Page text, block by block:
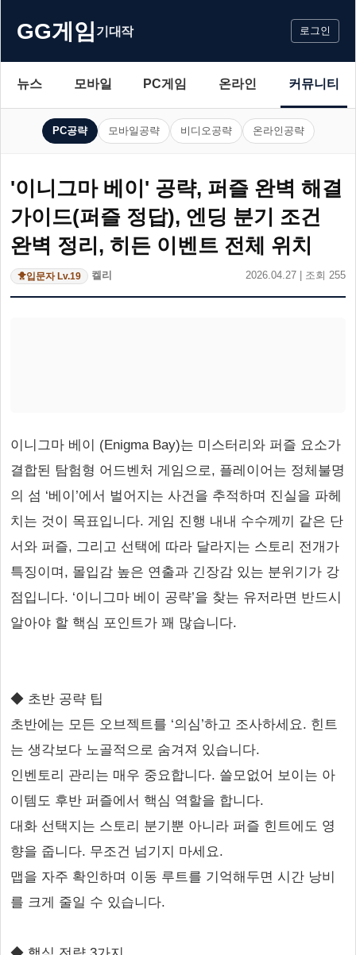
GG게임 기대작 로그인
뉴스 모바일 PC게임 온라인 커뮤니티
PC공략 모바일공략 비디오공략 온라인공략
'이니그마 베이' 공략, 퍼즐 완벽 해결
가이드(퍼즐 정답), 엔딩 분기 조건
완벽 정리, 히든 이벤트 전체 위치
🐥입문자 Lv.19 켈리 2026.04.27 | 조회 255
이니그마 베이 (Enigma Bay)는 미스터리와 퍼즐 요소가
결합된 탐험형 어드벤처 게임으로, 플레이어는 정체불명
의 섬 ‘베이’에서 벌어지는 사건을 추적하며 진실을 파헤
치는 것이 목표입니다. 게임 진행 내내 수수께끼 같은 단
서와 퍼즐, 그리고 선택에 따라 달라지는 스토리 전개가
특징이며, 몰입감 높은 연출과 긴장감 있는 분위기가 강
점입니다. ‘이니그마 베이 공략’을 찾는 유저라면 반드시
알아야 할 핵심 포인트가 꽤 많습니다.
◆ 초반 공략 팁
초반에는 모든 오브젝트를 ‘의심’하고 조사하세요. 힌트
는 생각보다 노골적으로 숨겨져 있습니다.
인벤토리 관리는 매우 중요합니다. 쓸모없어 보이는 아
이템도 후반 퍼즐에서 핵심 역할을 합니다.
대화 선택지는 스토리 분기뿐 아니라 퍼즐 힌트에도 영
향을 줍니다. 무조건 넘기지 마세요.
맵을 자주 확인하며 이동 루트를 기억해두면 시간 낭비
를 크게 줄일 수 있습니다.